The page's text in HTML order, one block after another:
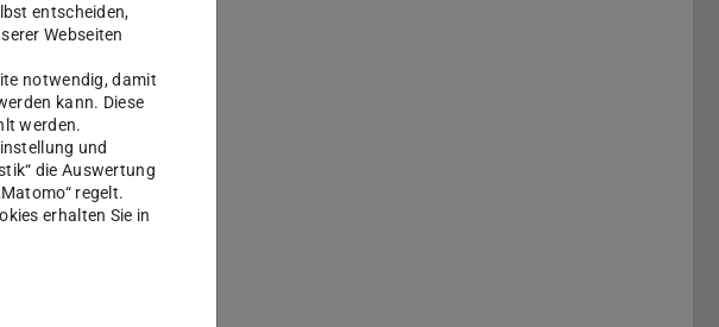
für
Geschichte
Bauen in
entscheiden,
Webseiten
notwendig, damit
kann. Diese
werden.
und
die Auswertung
regelt.
erhalten Sie in